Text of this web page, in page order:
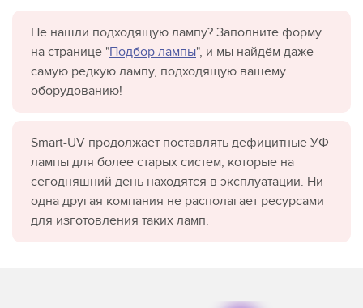
Не нашли подходящую лампу? Заполните форму
на странице "Подбор лампы", и мы найдём даже
самую редкую лампу, подходящую вашему
оборудованию!
Smart-UV продолжает поставлять дефицитные УФ
лампы для более старых систем, которые на
сегодняшний день находятся в эксплуатации. Ни
одна другая компания не располагает ресурсами
для изготовления таких ламп.